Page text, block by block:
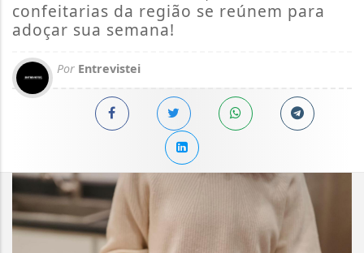
confeitarias da região se reúnem para
adoçar sua semana!
Por Entrevistei